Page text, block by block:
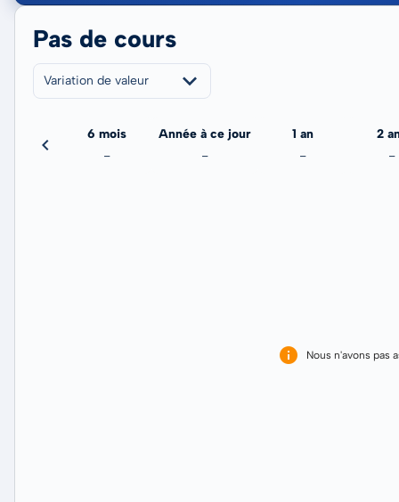
Pas de cours
Variation de valeur
6 mois
-
Année à ce jour
-
1 an
-
2
-
Nous n'avons pas